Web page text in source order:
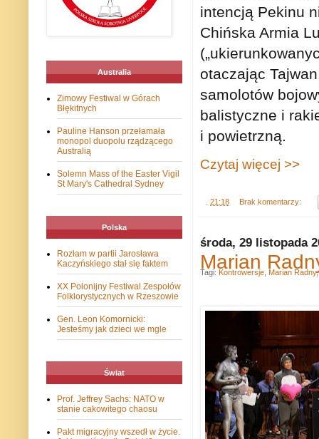
intencją Pekinu
Chińska Armia
otaczając
samolotów
balistyczne i
i powietrzną.
Czytaj więcej >>
21:18 Brak komentarzy:
środa, 29 listopada
Marian
Tagi: Kontrowersje Marian Radny
Australia
Zimowy Festiwal w Górach
Błękitnych
Pauline Hanson przełamała
monopol duopolu rządzącego
Australią
Solemn Mass of the Easter Vigil
St Mary's Cathedral Sydney
Polska
Rozłam w partii Jarosława
Kaczyńskiego stał się faktem
XX Polonijny Festiwal Zespołów
Folklorystycznych w Rzeszowie
Gen. Leon Komornicki:
Jesteśmy jak dzieci we mgle
Świat
Prof. Jeffrey Sachs: NATO w
stanie cakowitego chaosu
Pakt migracyjny wszedł w życie.